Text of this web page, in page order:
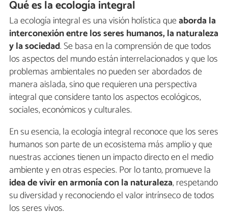
Qué es la ecología integral
La ecología integral es una visión holística queaborda la
interconexión entre los seres humanos, la naturaleza
y la sociedad. Se basa en la comprensión de que todos
los aspectos del mundo están interrelacionados y que los
problemas ambientales no pueden ser abordados de
manera aislada, sino que requieren una perspectiva
integral que considere tanto los aspectos ecológicos,
sociales, económicos y culturales.
En su esencia, la ecología integral reconoce que los seres
humanos son parte de un ecosistema más amplio y que
nuestras acciones tienen un impacto directo en el medio
ambiente y en otras especies. Por lo tanto, promueve la
idea de vivir en armonía con la naturaleza, respetando
su diversidad y reconociendo el valor intrínseco de todos
los seres vivos.